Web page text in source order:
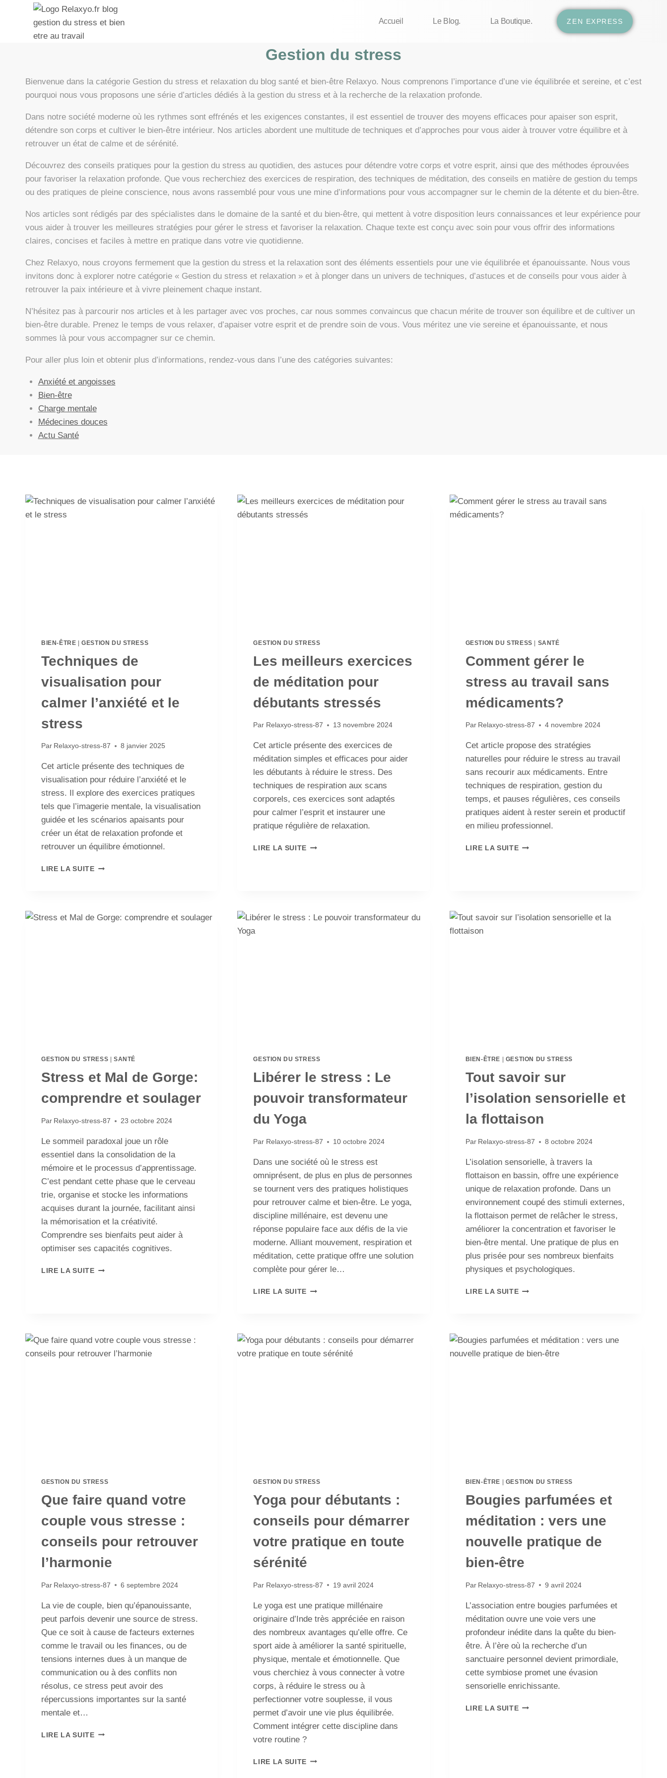
Accueil Le Blog. La Boutique. ZEN EXPRESS
Gestion du stress
Bienvenue dans la catégorie Gestion du stress et relaxation du blog santé et bien-être Relaxyo. Nous comprenons l’importance d’une vie équilibrée et sereine, et c’est
pourquoi nous vous proposons une série d’articles dédiés à la gestion du stress et à la recherche de la relaxation profonde.
Dans notre société moderne où les rythmes sont effrénés et les exigences constantes, il est essentiel de trouver des moyens efficaces pour apaiser son esprit,
détendre son corps et cultiver le bien-être intérieur. Nos articles abordent une multitude de techniques et d’approches pour vous aider à trouver votre équilibre et à
retrouver un état de calme et de sérénité.
Découvrez des conseils pratiques pour la gestion du stress au quotidien, des astuces pour détendre votre corps et votre esprit, ainsi que des méthodes éprouvées
pour favoriser la relaxation profonde. Que vous recherchiez des exercices de respiration, des techniques de méditation, des conseils en matière de gestion du temps
ou des pratiques de pleine conscience, nous avons rassemblé pour vous une mine d’informations pour vous accompagner sur le chemin de la détente et du bien-être.
Nos articles sont rédigés par des spécialistes dans le domaine de la santé et du bien-être, qui mettent à votre disposition leurs connaissances et leur expérience pour
vous aider à trouver les meilleures stratégies pour gérer le stress et favoriser la relaxation. Chaque texte est conçu avec soin pour vous offrir des informations
claires, concises et faciles à mettre en pratique dans votre vie quotidienne.
Chez Relaxyo, nous croyons fermement que la gestion du stress et la relaxation sont des éléments essentiels pour une vie équilibrée et épanouissante. Nous vous
invitons donc à explorer notre catégorie « Gestion du stress et relaxation » et à plonger dans un univers de techniques, d’astuces et de conseils pour vous aider à
retrouver la paix intérieure et à vivre pleinement chaque instant.
N’hésitez pas à parcourir nos articles et à les partager avec vos proches, car nous sommes convaincus que chacun mérite de trouver son équilibre et de cultiver un
bien-être durable. Prenez le temps de vous relaxer, d’apaiser votre esprit et de prendre soin de vous. Vous méritez une vie sereine et épanouissante, et nous
sommes là pour vous accompagner sur ce chemin.
Pour aller plus loin et obtenir plus d’informations, rendez-vous dans l’une des catégories suivantes:
Anxiété et angoisses
Bien-être
Charge mentale
Médecines douces
Actu Santé
BIEN-ÊTRE |GESTION DU STRESS
Techniques de
visualisation pour
calmer l’anxiété et le
stress
Par Relaxyo-stress-87 8 janvier 2025
Cet article présente des techniques de
visualisation pour réduire l’anxiété et le
stress. Il explore des exercices pratiques
tels que l’imagerie mentale, la visualisation
guidée et les scénarios apaisants pour
créer un état de relaxation profonde et
retrouver un équilibre émotionnel.
LIRE LA SUITE
GESTION DU STRESS
Les meilleurs exercices
de méditation pour
débutants stressés
Par Relaxyo-stress-87 13 novembre 2024
Cet article présente des exercices de
méditation simples et efficaces pour aider
les débutants à réduire le stress. Des
techniques de respiration aux scans
corporels, ces exercices sont adaptés
pour calmer l’esprit et instaurer une
pratique régulière de relaxation.
LIRE LA SUITE
GESTION DU STRESS | SANTÉ
Comment gérer le
stress au travail sans
médicaments?
Par Relaxyo-stress-87 4 novembre 2024
Cet article propose des stratégies
naturelles pour réduire le stress au travail
sans recourir aux médicaments. Entre
techniques de respiration, gestion du
temps, et pauses régulières, ces conseils
pratiques aident à rester serein et productif
en milieu professionnel.
LIRE LA SUITE
GESTION DU STRESS SANTÉ
Stress et Mal de Gorge:
comprendre et soulager
Par Relaxyo-stress-87 23 octobre 2024
Le sommeil paradoxal joue un rôle
essentiel dans la consolidation de la
mémoire et le processus d’apprentissage.
C’est pendant cette phase que le cerveau
trie, organise et stocke les informations
acquises durant la journée, facilitant ainsi
la mémorisation et la créativité.
Comprendre ses bienfaits peut aider à
optimiser ses capacités cognitives.
LIRE LA SUITE
GESTION DU STRESS
Libérer le stress : Le
pouvoir transformateur
du Yoga
Par Relaxyo-stress-87 10 octobre 2024
Dans une société où le stress est
omniprésent, de plus en plus de personnes
se tournent vers des pratiques holistiques
pour retrouver calme et bien-être. Le yoga,
discipline millénaire, est devenu une
réponse populaire face aux défis de la vie
moderne. Alliant mouvement, respiration et
méditation, cette pratique offre une solution
complète pour gérer le…
LIRE LA SUITE
BIEN-ÊTRE GESTION DU STRESS
Tout savoir sur
l’isolation sensorielle et
la flottaison
Par Relaxyo-stress-87 8 octobre 2024
L’isolation sensorielle, à travers la
flottaison en bassin, offre une expérience
unique de relaxation profonde. Dans un
environnement coupé des stimuli externes,
la flottaison permet de relâcher le stress,
améliorer la concentration et favoriser le
bien-être mental. Une pratique de plus en
plus prisée pour ses nombreux bienfaits
physiques et psychologiques.
LIRE LA SUITE
GESTION DU STRESS
Que faire quand votre
couple vous stresse :
conseils pour retrouver
l’harmonie
Par Relaxyo-stress-87 6 septembre 2024
La vie de couple, bien qu’épanouissante,
peut parfois devenir une source de stress.
Que ce soit à cause de facteurs externes
comme le travail ou les finances, ou de
tensions internes dues à un manque de
communication ou à des conflits non
résolus, ce stress peut avoir des
répercussions importantes sur la santé
mentale et…
LIRE LA SUITE
GESTION DU STRESS
Yoga pour débutants :
conseils pour démarrer
votre pratique en toute
sérénité
Par Relaxyo-stress-87 19 avril 2024
Le yoga est une pratique millénaire
originaire d’Inde très appréciée en raison
des nombreux avantages qu’elle offre. Ce
sport aide à améliorer la santé spirituelle,
physique, mentale et émotionnelle. Que
vous cherchiez à vous connecter à votre
corps, à réduire le stress ou à
perfectionner votre souplesse, il vous
permet d’avoir une vie plus équilibrée.
Comment intégrer cette discipline dans
votre routine ?
LIRE LA SUITE
BIEN-ÊTRE GESTION DU STRESS
Bougies parfumées et
méditation : vers une
nouvelle pratique de
bien-être
Par Relaxyo-stress-87 9 avril 2024
L’association entre bougies parfumées et
méditation ouvre une voie vers une
profondeur inédite dans la quête du bien-
être. À l’ère où la recherche d’un
sanctuaire personnel devient primordiale,
cette symbiose promet une évasion
sensorielle enrichissante.
LIRE LA SUITE